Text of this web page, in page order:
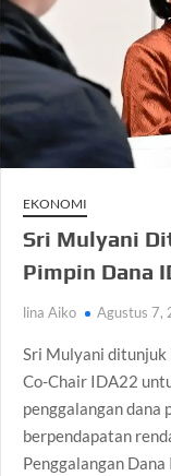
EKONOMI
Sri Mulyani
Pimpin Dana
lina Aiko Agustus 7,
Sri Mulyani ditunjuk
Co-Chair IDA22
penggalangan dana
berpendapatan
Penggalangan